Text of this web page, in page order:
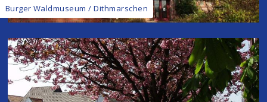
Burger Waldmuseum / Dithmarschen